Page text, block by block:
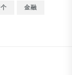
这个
金融